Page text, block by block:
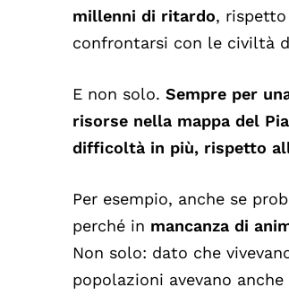
millenni di ritardo,
confrontarsi con le civiltà
E non solo. Sempre per
risorse nella mappa del
difficoltà in più, rispetto
Per esempio, anche se
perché in mancanza di
Non solo: dato che
popolazioni avevano anche